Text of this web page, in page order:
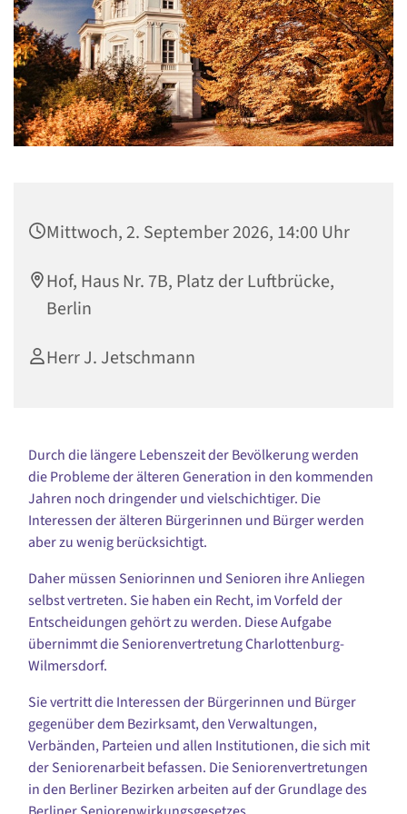
Mittwoch, 2. September 2026, 14:00 Uhr
Hof, Haus Nr. 7B, Platz der Luftbrücke,
Berlin
Herr J. Jetschmann
Durch die längere Lebenszeit der Bevölkerung werden
die Probleme der älteren Generation in den kommenden
Jahren noch dringender und vielschichtiger. Die
Interessen der älteren Bürgerinnen und Bürger werden
aber zu wenig berücksichtigt.
Daher müssen Seniorinnen und Senioren ihre Anliegen
selbst vertreten. Sie haben ein Recht, im Vorfeld der
Entscheidungen gehört zu werden. Diese Aufgabe
übernimmt die Seniorenvertretung Charlottenburg-
Wilmersdorf.
Sie vertritt die Interessen der Bürgerinnen und Bürger
gegenüber dem Bezirksamt, den Verwaltungen,
Verbänden, Parteien und allen Institutionen, die sich mit
der Seniorenarbeit befassen. Die Seniorenvertretungen
in den Berliner Bezirken arbeiten auf der Grundlage des